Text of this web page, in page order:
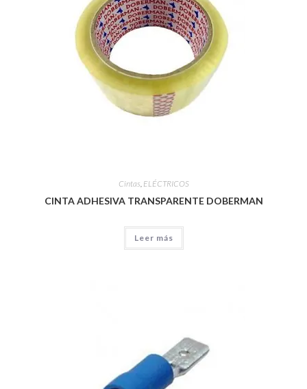
Cintas ELÉCTRICOS
CINTA ADHESIVA TRANSPARENTE DOBERMAN
Leer más